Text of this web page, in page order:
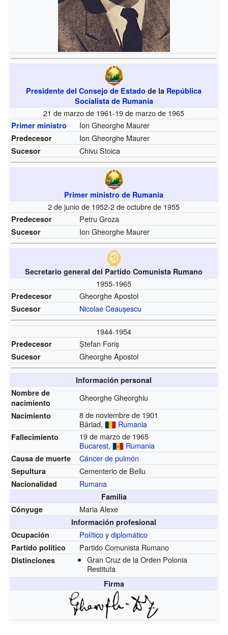
Presidente del Consejo de Estado de la República
Socialista de Rumania
21 de marzo de 1961-19 de marzo de 1965
Primer ministro Ion Gheorghe Maurer
Predecesor Ion Gheorghe Maurer
Sucesor Chivu Stoica
Primer ministro de Rumania
2 de junio de 1952-2 de octubre de 1955
Predecesor Petru Groza
Sucesor Ion Gheorghe Maurer
Secretario general del Partido Comunista Rumano
1955-1965
Predecesor Gheorghe Apostol
Sucesor Nicolae Ceaușescu
1944-1954
Predecesor Ștefan Foriș
Sucesor Gheorghe Apostol
Información personal
Nombre de
nacimiento
Gheorghe Gheorghiu
Nacimiento
8 de noviembre de 1901
Bârlad,
Rumania
Fallecimiento
19 de marzo de 1965
Bucarest, Rumania
Causa de muerte Cáncer de pulmón
Sepultura Cementerio de Bellu
Nacionalidad Rumana
Familia
Cónyuge
Maria Alexe
Información profesional
Ocupación
Políticoydiplomático
Partido político Partido Comunista Rumano
Distinciones
Gran Cruz de la Orden Polonia
Restituta
Firma